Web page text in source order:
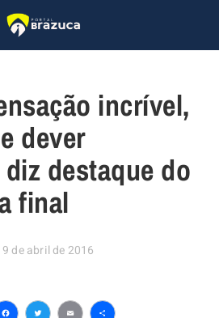
incrível,
dever
destaque do
final
de abril de 2016